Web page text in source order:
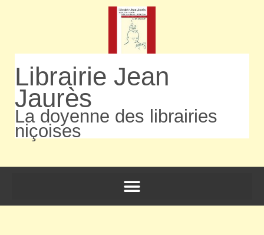
Librairie Jean
Jaurès
La doyenne des librairies
niçoises